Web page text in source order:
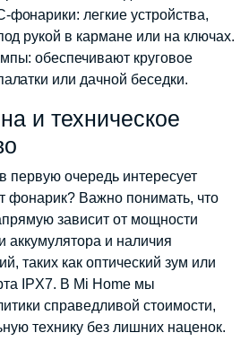
фонарики: легкие устройства,
рукой в кармане или на ключах.
обеспечивают круговое
или дачной беседки.
и техническое
первую очередь интересует
фонарик? Важно понимать, что
зависит от мощности
аккумулятора и наличия
таких как оптический зум или
IPX7. В Mi Home мы
справедливой стоимости,
технику без лишних наценок.